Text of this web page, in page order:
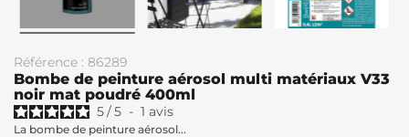
Référence : 86289
Bombe de peinture aérosol multi matériaux V33
noir mat poudré 400ml
5/5 - 1 avis
La bombe de peinture aérosol...